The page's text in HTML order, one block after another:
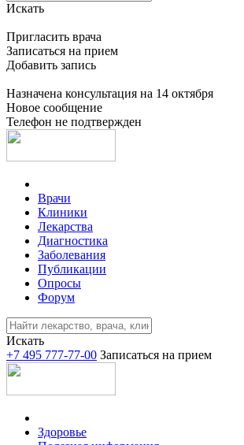
Искать
Пригласить врача
Записаться на прием
Добавить запись
Назначена консультация на 14 октября
Новое сообщение
Телефон не подтвержден
Врачи
Клиники
Лекарства
Диагностика
Заболевания
Публикации
Опросы
Форум
Искать
+7 495 777-77-00 Записаться на прием
Здоровье